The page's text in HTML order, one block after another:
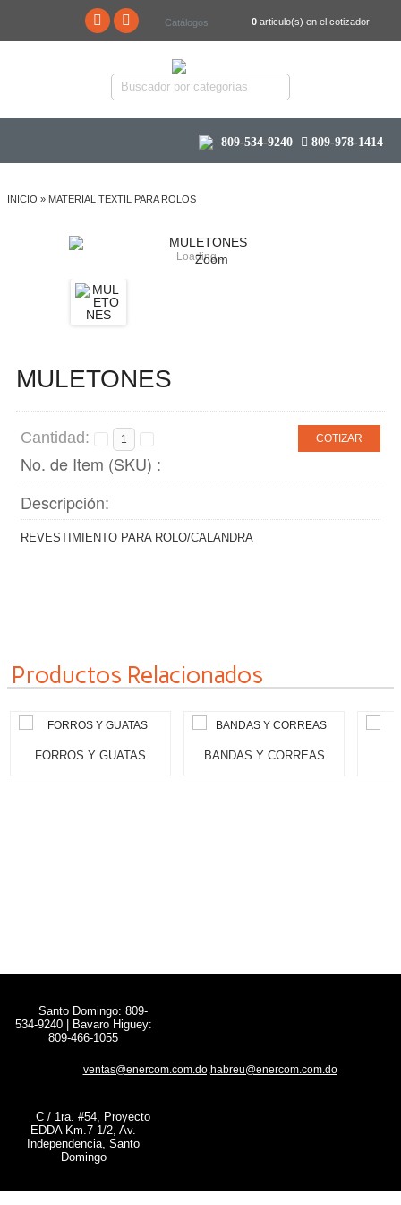
Catálogos 0 articulo(s) en el cotizador
809-534-9240 809-978-1414
INICIO » MATERIAL TEXTIL PARA ROLOS
Loading...
Zoom
MULETONES
Cantidad: COTIZAR
No. de Item (SKU) :
Descripción:
REVESTIMIENTO PARA ROLO/CALANDRA
Productos Relacionados
FORROS Y GUATAS BANDAS Y CORREAS
Santo Domingo: 809-
534-9240 | Bavaro Higuey:
809-466-1055
ventas@enercom.com.do,habreu@enercom.com.do
C / 1ra. #54, Proyecto
EDDA Km.7 1/2, Av.
Independencia, Santo
Domingo